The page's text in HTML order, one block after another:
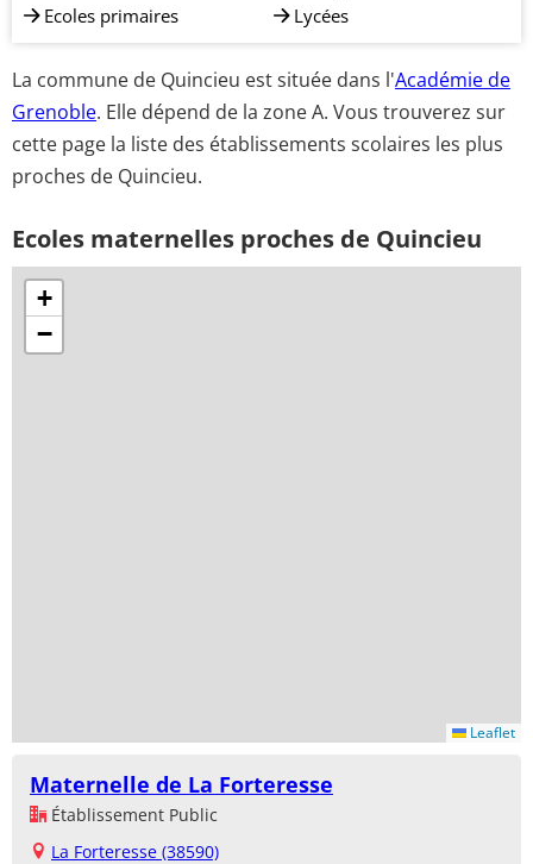
Ecoles primaires
Lycées
La commune de Quincieu est située dans l'Académie de
Grenoble. Elle dépend de la zone A. Vous trouverez sur
cette page la liste des établissements scolaires les plus
proches de Quincieu.
Ecoles maternelles proches de Quincieu
+
−
Leaflet
Maternelle de La Forteresse
Établissement Public
La Forteresse (38590)